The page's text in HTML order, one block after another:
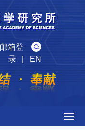
邮箱登
录| EN